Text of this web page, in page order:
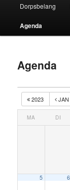
naar
de
inhoud
Dorpsbelang
Agenda
Agenda
2023 JAN
MA DI
5 6